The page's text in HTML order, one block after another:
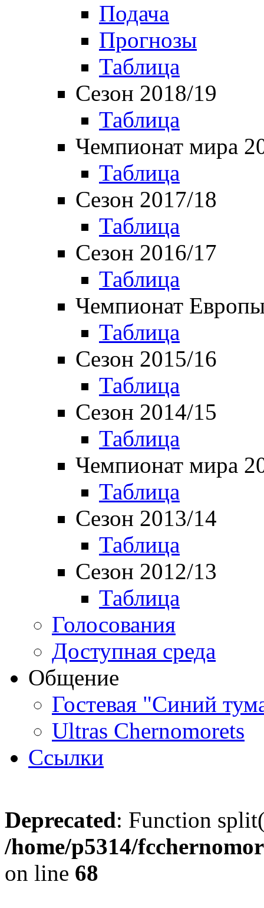
Подача
Прогнозы
Таблица
Сезон 2018/19
Таблица
Чемпионат мира
Таблица
Сезон 2017/18
Таблица
Сезон 2016/17
Таблица
Чемпионат
Таблица
Сезон 2015/16
Таблица
Сезон 2014/15
Таблица
Чемпионат мира
Таблица
Сезон 2013/14
Таблица
Сезон 2012/13
Таблица
Голосования
Доступная среда
Общение
Гостевая "Синий
Ultras Chernomorets
Ссылки
Deprecated: Function
/home/p5314/
on line 68